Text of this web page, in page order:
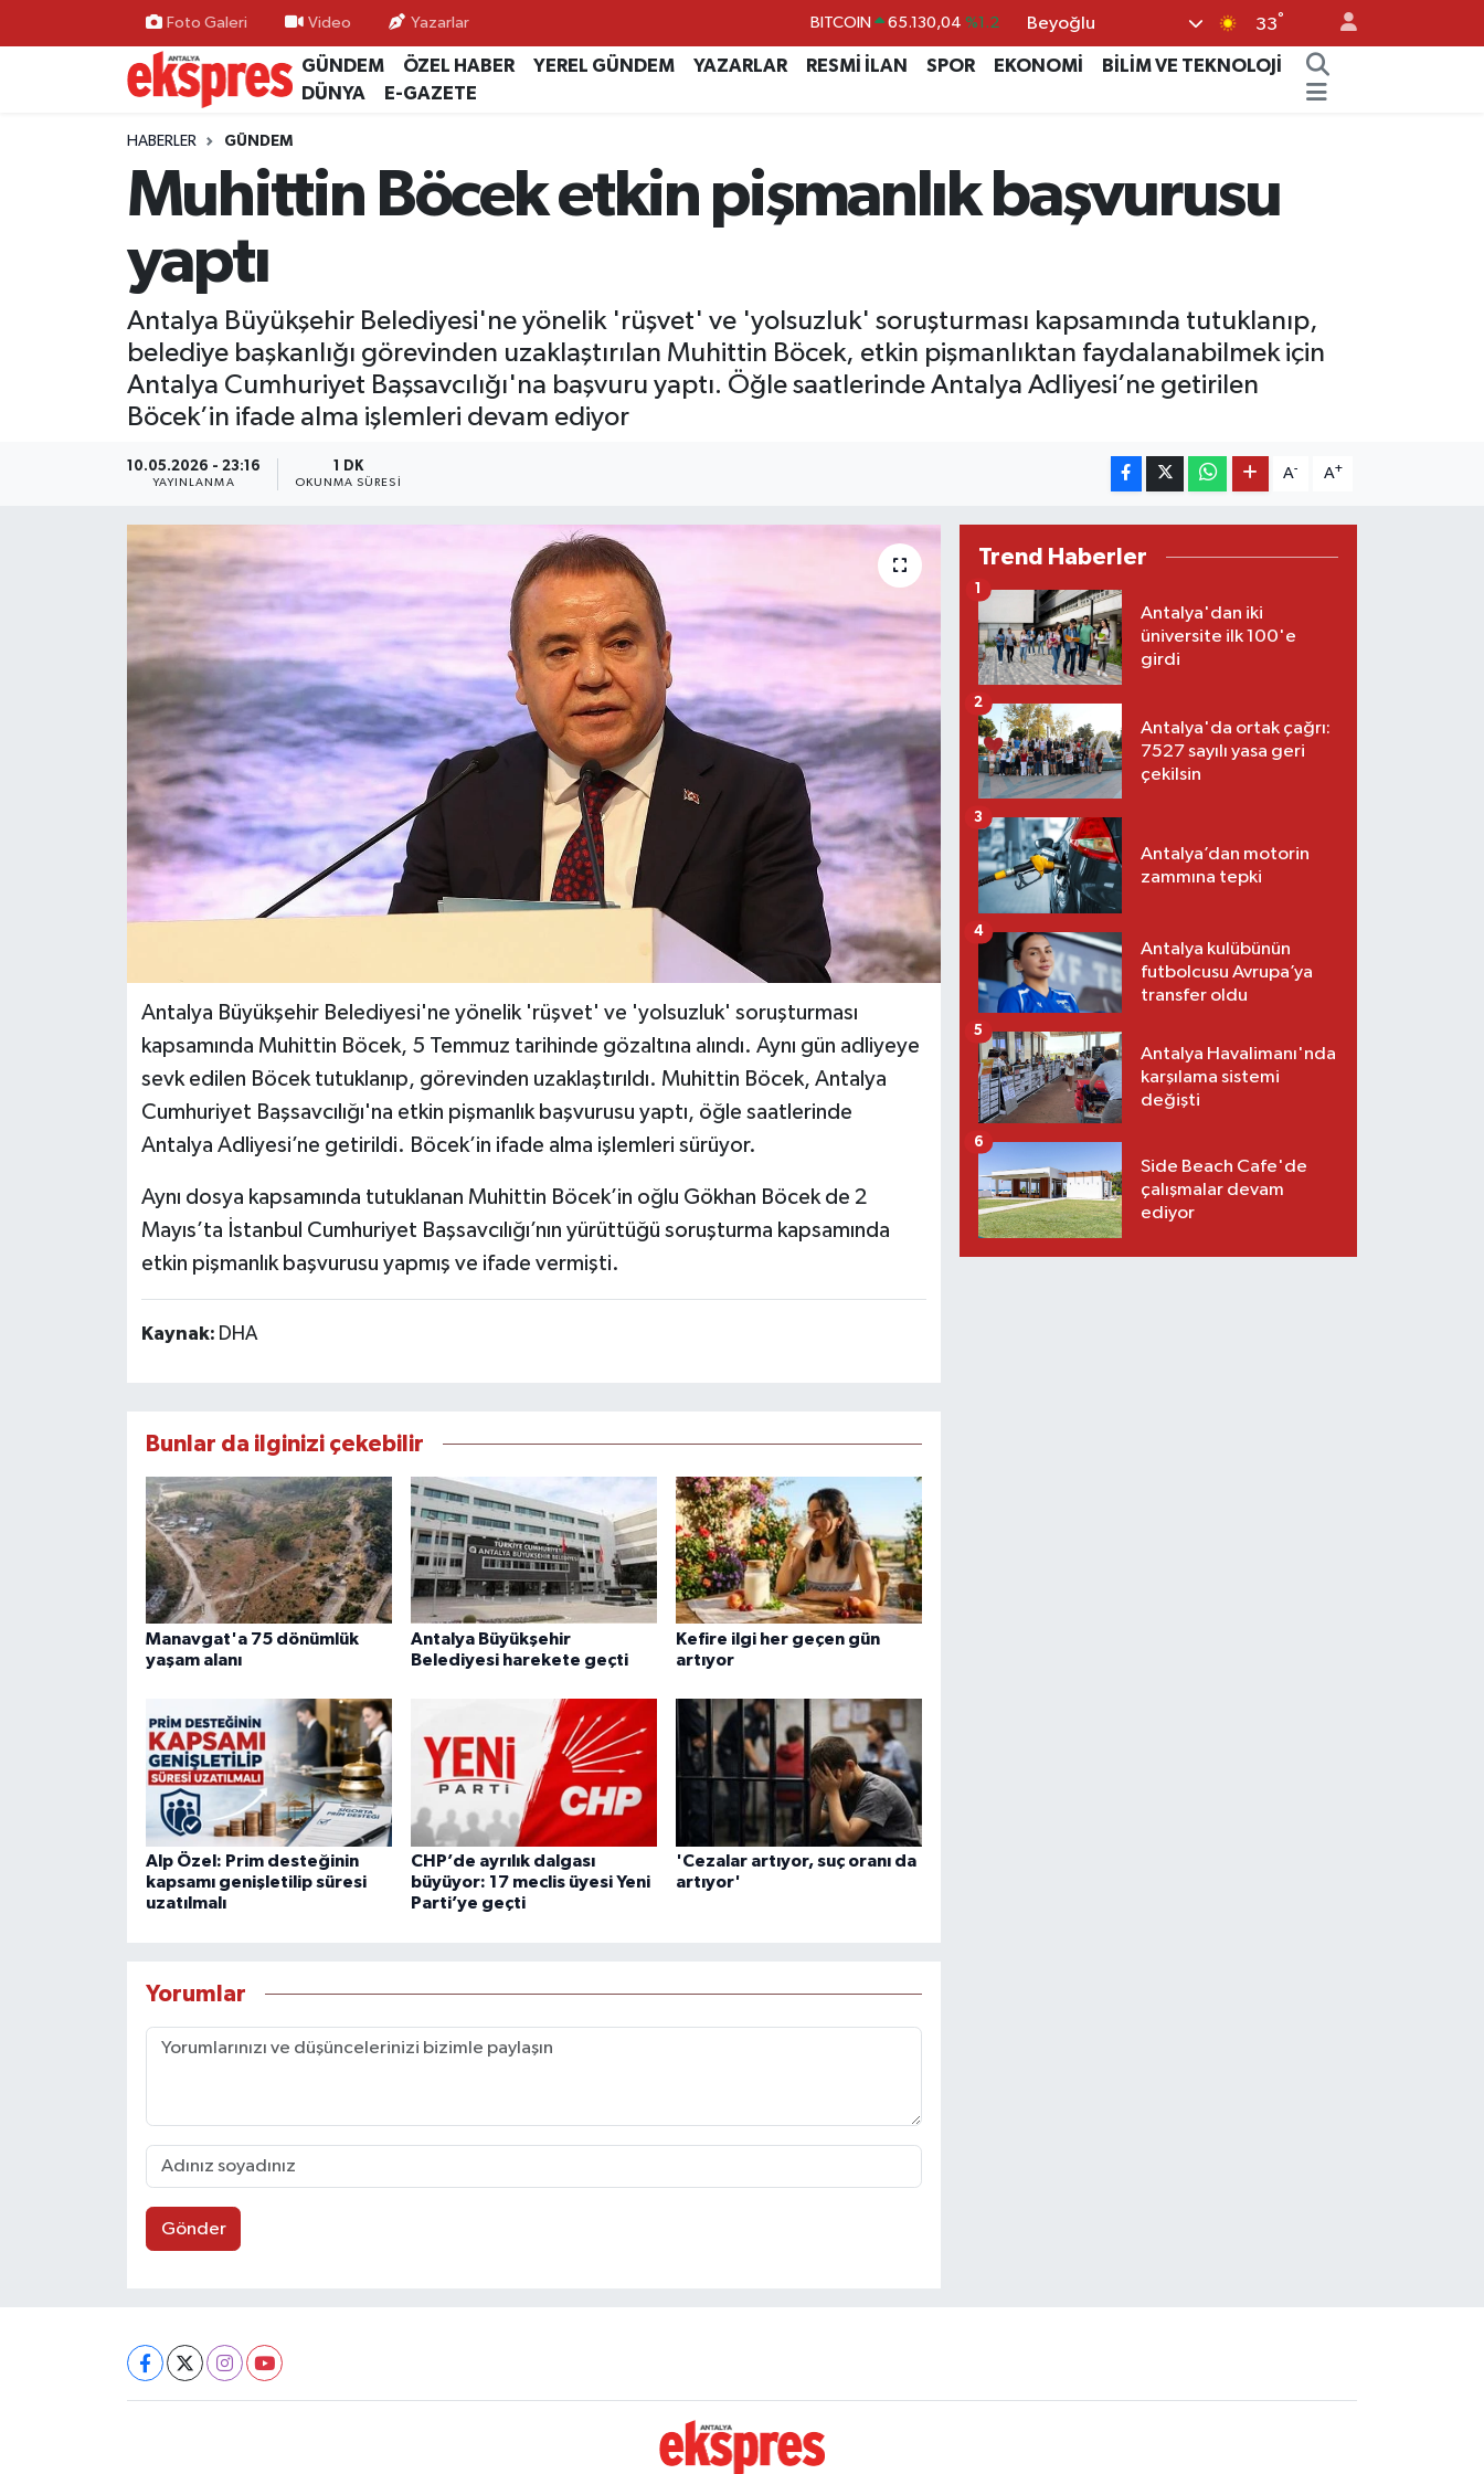
Foto Galeri Video Yazarlar BITCOIN 65.130,04 %1.2
DOLAR 47,7069 %0.17
GRAM ALTIN 6618.49 %2.12
BİST100
Beyoğlu 33°
GÜNDEM ÖZEL HABER YEREL GÜNDEM YAZARLAR RESMİ İLAN SPOR EKONOMİ
BİLİM VE TEKNOLOJİ
DÜNYA
E-GAZETE
HABERLER GÜNDEM
Muhittin Böcek etkin pişmanlık başvurusu
yaptı
Antalya Büyükşehir Belediyesi'ne yönelik 'rüşvet' ve 'yolsuzluk' soruşturması kapsamında tutuklanıp,
belediye başkanlığı görevinden uzaklaştırılan Muhittin Böcek, etkin pişmanlıktan faydalanabilmek için
Antalya Cumhuriyet Başsavcılığı'na başvuru yaptı. Öğle saatlerinde Antalya Adliyesi’ne getirilen
Böcek’in ifade alma işlemleri devam ediyor
10.05.2026 - 23:16
YAYINLANMA
1 DK
OKUNMA SÜRESI
A- A+
Antalya Büyükşehir Belediyesi'ne yönelik 'rüşvet' ve 'yolsuzluk' soruşturması
kapsamında Muhittin Böcek, 5 Temmuz tarihinde gözaltına alındı. Aynı gün adliyeye
sevk edilen Böcek tutuklanıp, görevinden uzaklaştırıldı. Muhittin Böcek, Antalya
Cumhuriyet Başsavcılığı'na etkin pişmanlık başvurusu yaptı, öğle saatlerinde
Antalya Adliyesi’ne getirildi. Böcek’in ifade alma işlemleri sürüyor.
Aynı dosya kapsamında tutuklanan Muhittin Böcek’in oğlu Gökhan Böcek de 2
Mayıs’ta İstanbul Cumhuriyet Başsavcılığı’nın yürüttüğü soruşturma kapsamında
etkin pişmanlık başvurusu yapmış ve ifade vermişti.
Kaynak: DHA
Bunlar da ilginizi çekebilir
Manavgat'a 75 dönümlük
yaşam alanı
Antalya Büyükşehir
Belediyesi harekete geçti
Kefire ilgi her geçen gün
artıyor
Alp Özel: Prim desteğinin
kapsamı genişletilip süresi
uzatılmalı
CHP’de ayrılık dalgası
büyüyor: 17 meclis üyesi Yeni
Parti’ye geçti
'Cezalar artıyor, suç oranı da
artıyor'
Yorumlar
Gönder
Trend Haberler
Antalya'dan iki
üniversite ilk 100'e
girdi
1
Antalya'da ortak çağrı:
7527 sayılı yasa geri
çekilsin
2
Antalya’dan motorin
zammına tepki
3
Antalya kulübünün
futbolcusu Avrupa’ya
transfer oldu
4
Antalya Havalimanı'nda
karşılama sistemi
değişti
5
Side Beach Cafe'de
çalışmalar devam
ediyor
6
ÖZEL HABER
GÜNDEM
YEREL GÜNDEM
EKONOMİ
KÜLTÜR - SANAT
SİYASET
RÖPORTAJ
VİDEO HABERLER
YAZARLAR
RESMİ İLAN
MAGAZİN
Nöbetçi Eczaneler
Hava Durumu
Trafik Durumu
Süper Lig Puan Durumu ve Fikstür
Tüm Manşetler
Son Dakika Haberleri
Haber Arşivi